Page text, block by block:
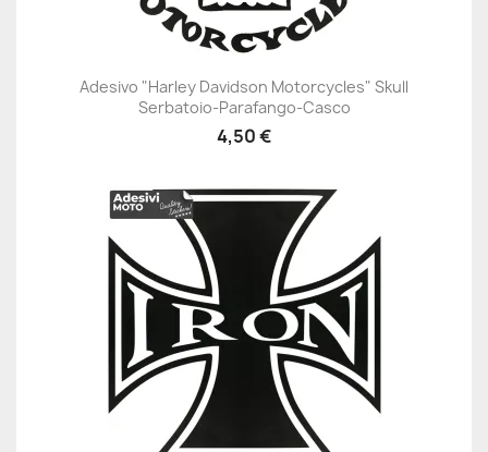
Adesivo "Harley Davidson Motorcycles" Skull
Serbatoio-Parafango-Casco
4,50 €